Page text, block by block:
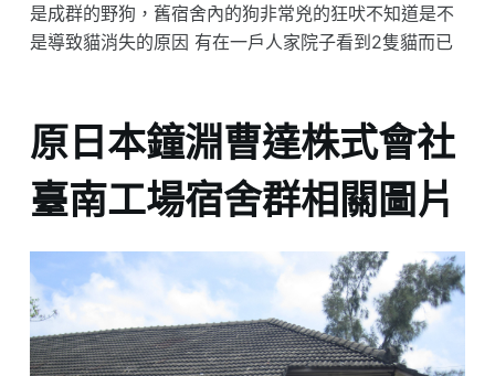
是成群的野狗，舊宿舍內的狗非常兇的狂吠不知道是不
是導致貓消失的原因 有在一戶人家院子看到2隻貓而已
原日本鐘淵曹達株式會社
臺南工場宿舍群相關圖片